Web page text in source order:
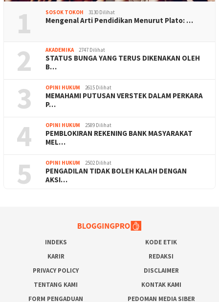
1 SOSOK TOKOH 3130 Dilihat
Mengenal Arti Pendidikan Menurut Plato: …
2 AKADEMIKA 2747 Dilihat
STATUS BUNGA YANG TERUS DIKENAKAN OLEH
B…
3 OPINI HUKUM 2615 Dilihat
MEMAHAMI PUTUSAN VERSTEK DALAM PERKARA
P…
4 OPINI HUKUM 2589 Dilihat
PEMBLOKIRAN REKENING BANK MASYARAKAT
MEL…
5 OPINI HUKUM 2502 Dilihat
PENGADILAN TIDAK BOLEH KALAH DENGAN
AKSI…
INDEKS
KODE ETIK
KARIR
REDAKSI
PRIVACY POLICY
DISCLAIMER
TENTANG KAMI
KONTAK KAMI
FORM PENGADUAN
PEDOMAN MEDIA SIBER